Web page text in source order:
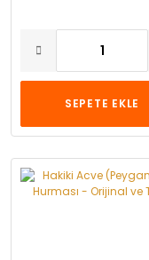
SEPETE EKLE